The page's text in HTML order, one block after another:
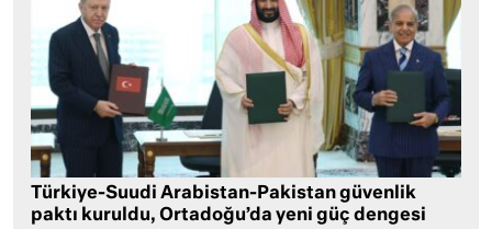
Türkiye-Suudi Arabistan-Pakistan güvenlik
paktı kuruldu, Ortadoğu’da yeni güç dengesi